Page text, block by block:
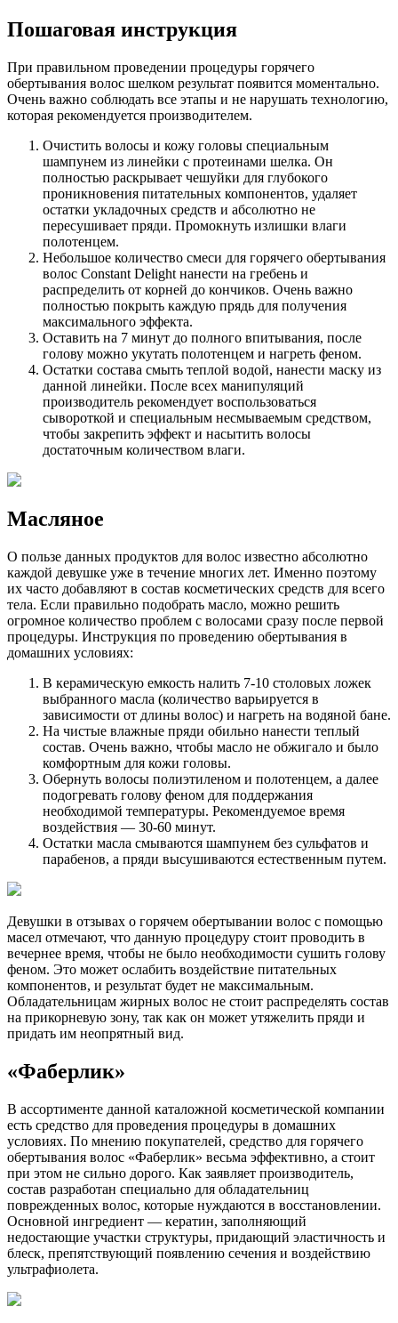
Пошаговая инструкция
При правильном проведении процедуры горячего
обертывания волос шелком результат появится моментально.
Очень важно соблюдать все этапы и не нарушать технологию,
которая рекомендуется производителем.
Очистить волосы и кожу головы специальным
шампунем из линейки с протеинами шелка. Он
полностью раскрывает чешуйки для глубокого
проникновения питательных компонентов, удаляет
остатки укладочных средств и абсолютно не
пересушивает пряди. Промокнуть излишки влаги
полотенцем.
Небольшое количество смеси для горячего обертывания
волос Constant Delight нанести на гребень и
распределить от корней до кончиков. Очень важно
полностью покрыть каждую прядь для получения
максимального эффекта.
Оставить на 7 минут до полного впитывания, после
голову можно укутать полотенцем и нагреть феном.
Остатки состава смыть теплой водой, нанести маску из
данной линейки. После всех манипуляций
производитель рекомендует воспользоваться
сывороткой и специальным несмываемым средством,
чтобы закрепить эффект и насытить волосы
достаточным количеством влаги.
Масляное
О пользе данных продуктов для волос известно абсолютно
каждой девушке уже в течение многих лет. Именно поэтому
их часто добавляют в состав косметических средств для всего
тела. Если правильно подобрать масло, можно решить
огромное количество проблем с волосами сразу после первой
процедуры. Инструкция по проведению обертывания в
домашних условиях:
В керамическую емкость налить 7-10 столовых ложек
выбранного масла (количество варьируется в
зависимости от длины волос) и нагреть на водяной бане.
На чистые влажные пряди обильно нанести теплый
состав. Очень важно, чтобы масло не обжигало и было
комфортным для кожи головы.
Обернуть волосы полиэтиленом и полотенцем, а далее
подогревать голову феном для поддержания
необходимой температуры. Рекомендуемое время
воздействия — 30-60 минут.
Остатки масла смываются шампунем без сульфатов и
парабенов, а пряди высушиваются естественным путем.
Девушки в отзывах о горячем обертывании волос с помощью
масел отмечают, что данную процедуру стоит проводить в
вечернее время, чтобы не было необходимости сушить голову
феном. Это может ослабить воздействие питательных
компонентов, и результат будет не максимальным.
Обладательницам жирных волос не стоит распределять состав
на прикорневую зону, так как он может утяжелить пряди и
придать им неопрятный вид.
«Фаберлик»
В ассортименте данной каталожной косметической компании
есть средство для проведения процедуры в домашних
условиях. По мнению покупателей, средство для горячего
обертывания волос «Фаберлик» весьма эффективно, а стоит
при этом не сильно дорого. Как заявляет производитель,
состав разработан специально для обладательниц
поврежденных волос, которые нуждаются в восстановлении.
Основной ингредиент — кератин, заполняющий
недостающие участки структуры, придающий эластичность и
блеск, препятствующий появлению сечения и воздействию
ультрафиолета.